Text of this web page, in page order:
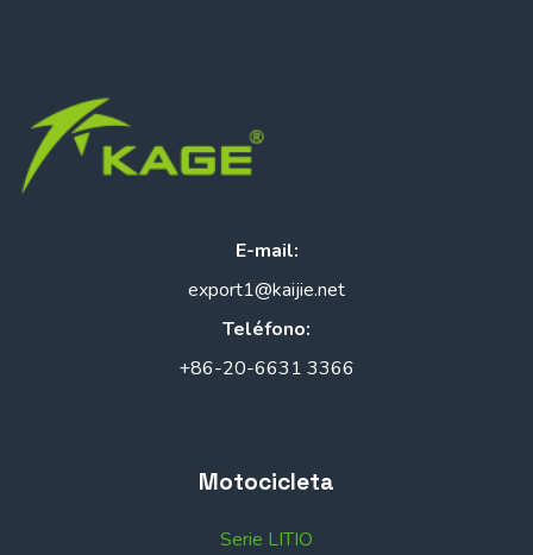
E-mail:
export1@kaijie.net
Teléfono:
+86-20-6631 3366
Motocicleta
Serie LITIO